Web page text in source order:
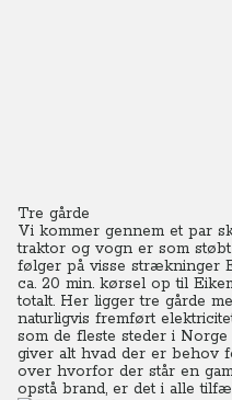
Tre gårde
Vi kommer gennem et par
traktor og vogn er som
følger på visse strækninger
ca. 20 min. kørsel op til
totalt. Her ligger tre gårde
naturligvis fremført
som de fleste steder i
giver alt hvad der er behov
over hvorfor der står en
opstå brand, er det i alle